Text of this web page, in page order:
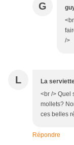
G
/>
L La
<br /> Quel
mollets?
ces belles
Répondre